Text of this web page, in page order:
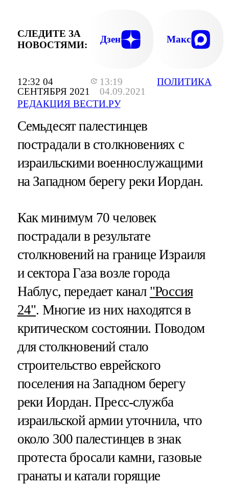
12:32 04
СЕНТЯБРЯ 2021
13:19
04.09.2021
РЕДАКЦИЯ ВЕСТИ.РУ
ПОЛИТИКА
СЛЕДИТЕ ЗА
НОВОСТЯМИ:
Дзен Макс
Семьдесят палестинцев
пострадали в столкновениях с
израильскими военнослужащими
на Западном берегу реки Иордан.
Как минимум 70 человек
пострадали в результате
столкновений на границе Израиля
и сектора Газа возле города
Наблус, передает канал "Россия
24". Многие из них находятся в
критическом состоянии. Поводом
для столкновений стало
строительство еврейского
поселения на Западном берегу
реки Иордан. Пресс-служба
израильской армии уточнила, что
около 300 палестинцев в знак
протеста бросали камни, газовые
гранаты и катали горящие